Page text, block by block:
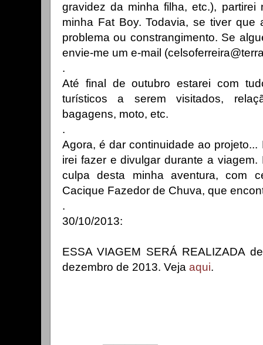
gravidez da minha filha, etc.),
minha Fat Boy. Todavia, se tiver que
problema ou constrangimento. Se
envie-me um e-mail
.
Até final de outubro estarei com
turísticos a serem visitados,
bagagens, moto, etc.
.
Agora, é dar continuidade ao
irei fazer e divulgar durante a
culpa desta minha aventura, com
Cacique Fazedor de Chuva, que
.
30/10/2013:
ESSA VIAGEM SERÁ REALIZADA
dezembro de 2013. Veja aqui.